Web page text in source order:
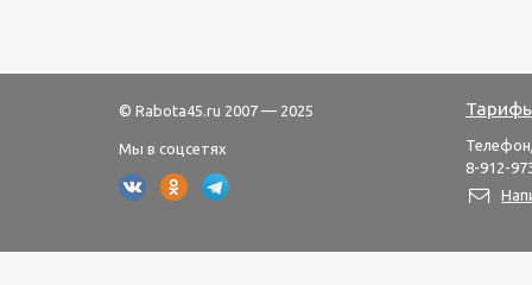
© Rabota45.ru 2007 — 2025
Мы в соцсетях
8-912-